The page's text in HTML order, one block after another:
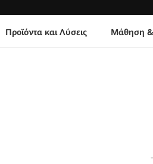
Προϊόντα και Λύσεις Μάθηση &